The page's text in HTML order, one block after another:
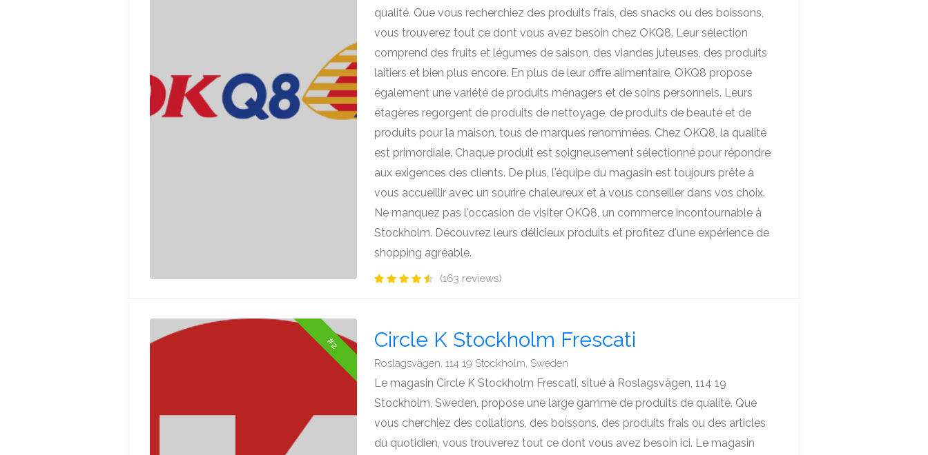
qualité. Que vous recherchiez des produits frais, des snacks ou des boissons,
vous trouverez tout ce dont vous avez besoin chez OKQ8. Leur sélection
comprend des fruits et légumes de saison, des viandes juteuses, des produits
laitiers et bien plus encore. En plus de leur offre alimentaire, OKQ8 propose
également une variété de produits ménagers et de soins personnels. Leurs
étagères regorgent de produits de nettoyage, de produits de beauté et de
produits pour la maison, tous de marques renommées. Chez OKQ8, la qualité
est primordiale. Chaque produit est soigneusement sélectionné pour répondre
aux exigences des clients. De plus, l'équipe du magasin est toujours prête à
vous accueillir avec un sourire chaleureux et à vous conseiller dans vos choix.
Ne manquez pas l'occasion de visiter OKQ8, un commerce incontournable à
Stockholm. Découvrez leurs délicieux produits et profitez d'une expérience de
shopping agréable.
(163 reviews)
#2 Circle K Stockholm Frescati
Roslagsvägen, 114 19 Stockholm, Sweden
Le magasin Circle K Stockholm Frescati, situé à Roslagsvägen, 114 19
Stockholm, Sweden, propose une large gamme de produits de qualité. Que
vous cherchiez des collations, des boissons, des produits frais ou des articles
du quotidien, vous trouverez tout ce dont vous avez besoin ici. Le magasin